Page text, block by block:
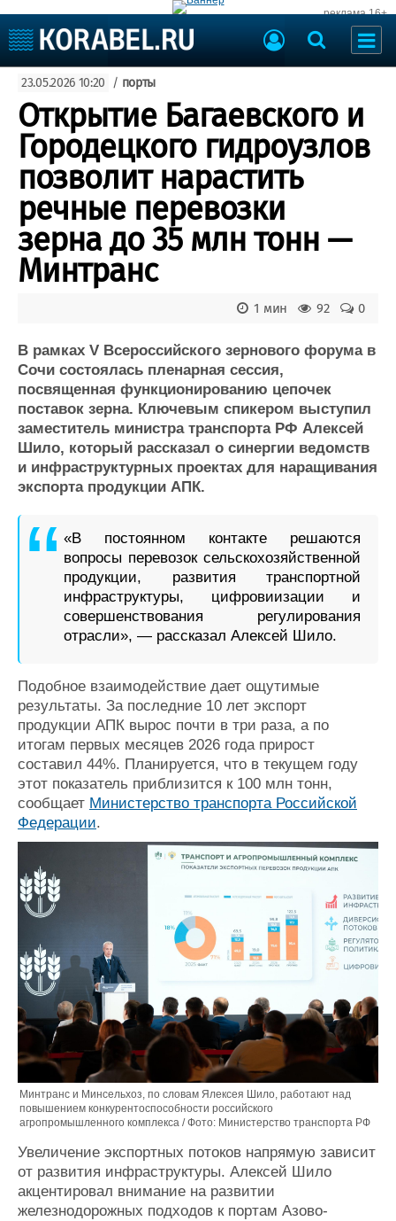
реклама 16+
Судоходство
Судоремонт
События
Пресс-релизы
Порты
Рыболовство
ВМФ
Яхты и катера
Еще
Судостроение
Пульс
Репутация
Работа
Крюинг
Журнал
Реклама
Продажа флота
Изделия
Материалы
Услуги
Конференции
Личности
Словарь
Отзывы
Все службы
23.05.2026 10:20 / порты
Открытие Багаевского и
Городецкого гидроузлов
позволит нарастить
речные перевозки
зерна до 35 млн тонн —
Минтранс
0
92
1 мин
В рамках V Всероссийского зернового форума в
Сочи состоялась пленарная сессия,
посвященная функционированию цепочек
поставок зерна. Ключевым спикером выступил
заместитель министра транспорта РФ Алексей
Шило, который рассказал о синергии ведомств
и инфраструктурных проектах для наращивания
экспорта продукции АПК.
«В постоянном контакте решаются
вопросы перевозок сельскохозяйственной
продукции, развития транспортной
инфраструктуры, цифровиизации и
совершенствования регулирования
отрасли», — рассказал Алексей Шило.
Подобное взаимодействие дает ощутимые
результаты. За последние 10 лет экспорт
продукции АПК вырос почти в три раза, а по
итогам первых месяцев 2026 года прирост
составил 44%. Планируется, что в текущем году
этот показатель приблизится к 100 млн тонн,
сообщает Министерство транспорта Российской
Федерации.
Минтранс и Минсельхоз, по словам Ялексея Шило, работают над
повышением конкурентоспособности российского
агропромышленного комплекса / Фото: Министерство транспорта РФ
Увеличение экспортных потоков напрямую зависит
от развития инфраструктуры. Алексей Шило
акцентировал внимание на развитии
железнодорожных подходов к портам Азово-